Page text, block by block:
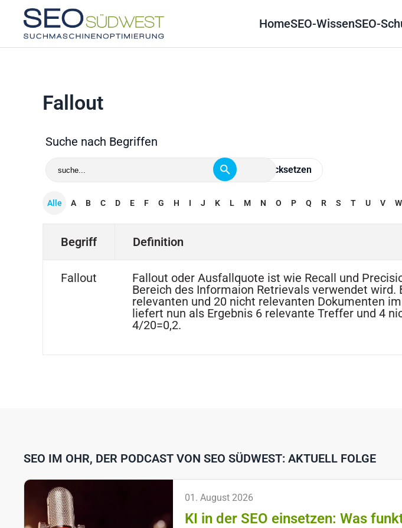
Skip to main content
HomeSEO-WissenSEO-
Fallout
Suche nach Begriffen
Alle A B C D E F G H I J K L M N O P Q R S T U V W
Begriff Definition
Fallout
Fallout oder Ausfallquote ist wie Recall und
Bereich des Informaion Retrievals verwendet
relevanten und 20 nicht relevanten Dokumenten
liefert nun als Ergebnis 6 relevante Treffer und 4
4/20=0,2.
SEO IM OHR, DER PODCAST VON SEO SÜDWEST: AKTUELL FOLGE
01. August 2026
KI in der SEO einsetzen: Was